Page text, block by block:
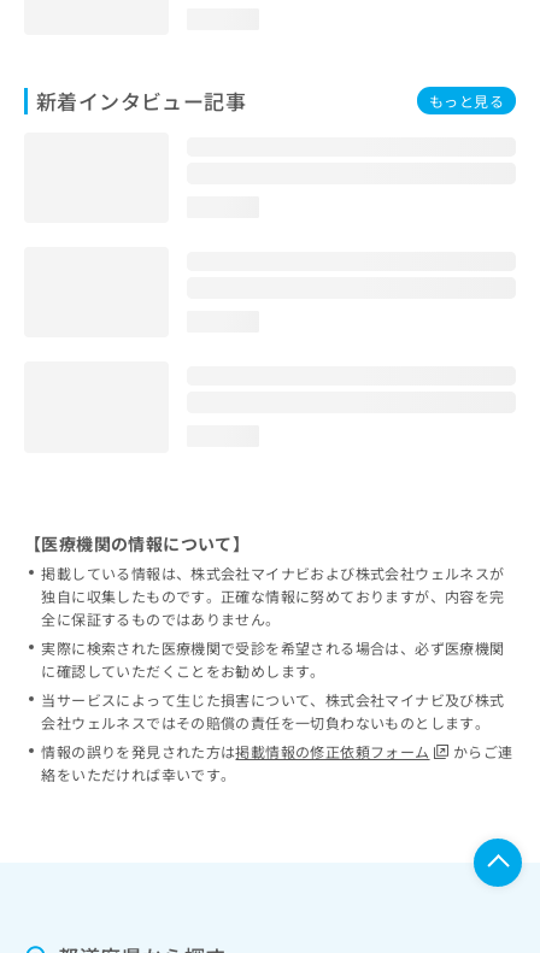
新着インタビュー記事 もっと見る
【医療機関の情報について】
掲載している情報は、株式会社マイナビおよび株式会社ウェルネスが
独自に収集したものです。正確な情報に努めておりますが、内容を完
全に保証するものではありません。
実際に検索された医療機関で受診を希望される場合は、必ず医療機関
に確認していただくことをお勧めします。
当サービスによって生じた損害について、株式会社マイナビ及び株式
会社ウェルネスではその賠償の責任を一切負わないものとします。
情報の誤りを発見された方は掲載情報の修正依頼フォーム
からご連
絡をいただければ幸いです。